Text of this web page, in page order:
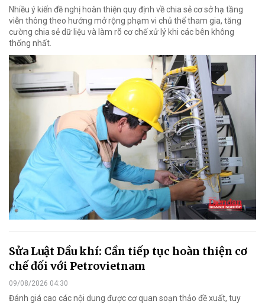
Nhiều ý kiến đề nghị hoàn thiện quy định về chia sẻ cơ sở hạ tầng
viễn thông theo hướng mở rộng phạm vi chủ thể tham gia, tăng
cường chia sẻ dữ liệu và làm rõ cơ chế xử lý khi các bên không
thống nhất.
Sửa Luật Dầu khí: Cần tiếp tục hoàn thiện cơ
chế đối với Petrovietnam
09/08/2026 04:30
Đánh giá cao các nội dung được cơ quan soạn thảo đề xuất, tuy